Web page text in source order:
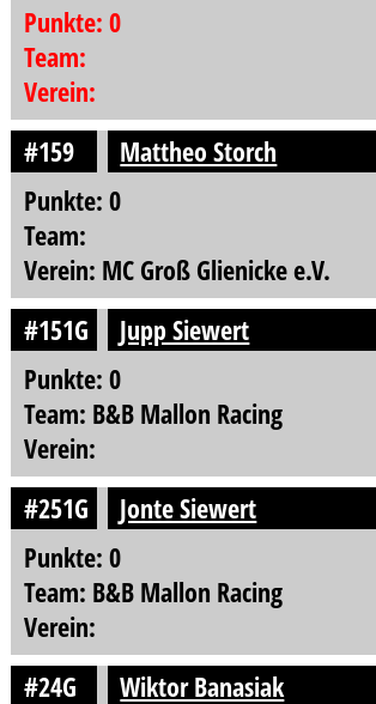
Punkte: 0
Team:
Verein:
#159
Mattheo Storch
Punkte: 0
Team:
Verein: MC Groß Glienicke e.V.
#151G
Jupp Siewert
Punkte: 0
Team: B&B Mallon Racing
Verein:
#251G
Jonte Siewert
Punkte: 0
Team: B&B Mallon Racing
Verein:
#24G
Wiktor Banasiak